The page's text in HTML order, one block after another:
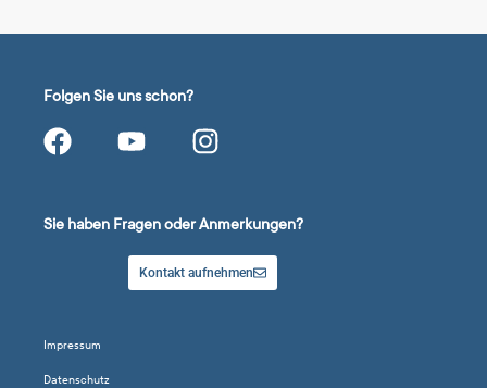
Folgen Sie uns schon?
Sie haben Fragen oder Anmerkungen?
Kontakt aufnehmen
Impressum
Datenschutz